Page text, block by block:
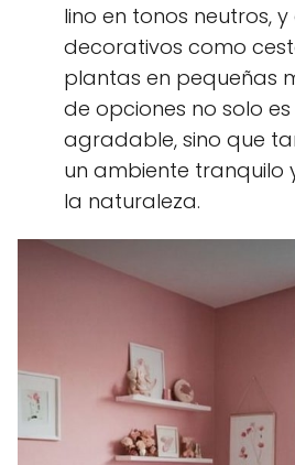
lino en tonos neutros,
decorativos como
plantas en pequeñas
de opciones no solo
agradable, sino que
un ambiente tranquilo
la naturaleza.